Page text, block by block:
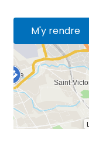
M'y rendre